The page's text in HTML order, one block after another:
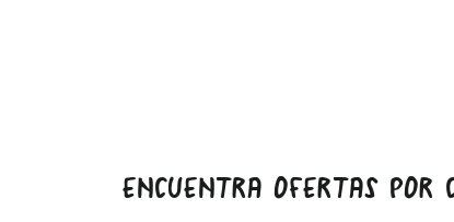
ENCUENTRA OFERTAS POR